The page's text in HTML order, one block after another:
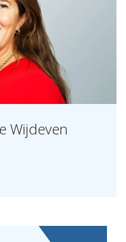
Wijdeven